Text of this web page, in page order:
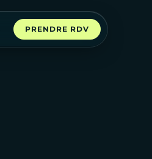
PRENDRE RDV